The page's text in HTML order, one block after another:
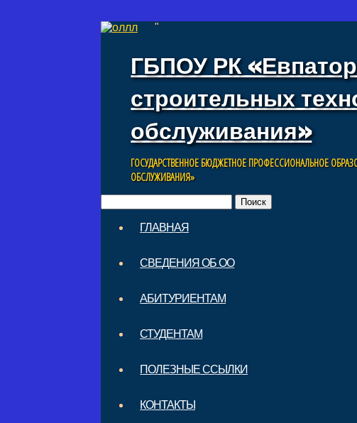
"
ГБПОУ РК
строительных
обслуживания»
ГОСУДАРСТВЕННОЕ БЮДЖЕТНОЕ ПРОФЕССИОНАЛЬНОЕ
ОБСЛУЖИВАНИЯ»
Main menuГЛАВНАЯ
СВЕДЕНИЯ ОБ ОО
АБИТУРИЕНТАМ
СТУДЕНТАМ
ПОЛЕЗНЫЕ ССЫЛКИ
КОНТАКТЫ